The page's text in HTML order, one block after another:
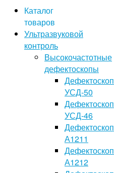
Каталог
товаров
Ультразвуковой
контроль
Высокочастотные
дефектоскопы
Дефектоскоп
УСД-50
Дефектоскоп
УСД-46
Дефектоскоп
А1211
Дефектоскоп
А1212